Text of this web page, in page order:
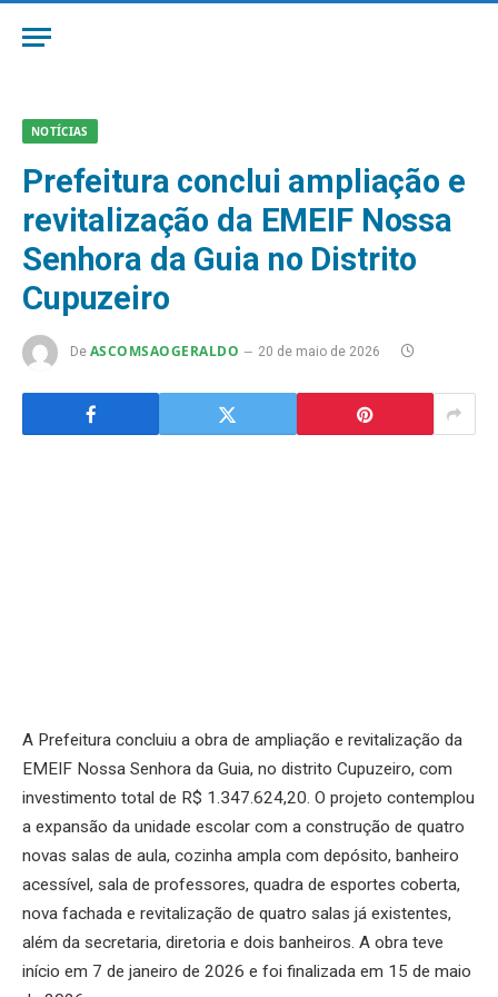
NOTÍCIAS
Prefeitura conclui ampliação e
revitalização da EMEIF Nossa
Senhora da Guia no Distrito
Cupuzeiro
De ASCOMSAOGERALDO 20 de maio de 2026
A Prefeitura concluiu a obra de ampliação e revitalização da
EMEIF Nossa Senhora da Guia, no distrito Cupuzeiro, com
investimento total de R$ 1.347.624,20. O projeto contemplou
a expansão da unidade escolar com a construção de quatro
novas salas de aula, cozinha ampla com depósito, banheiro
acessível, sala de professores, quadra de esportes coberta,
nova fachada e revitalização de quatro salas já existentes,
além da secretaria, diretoria e dois banheiros. A obra teve
início em 7 de janeiro de 2026 e foi finalizada em 15 de maio